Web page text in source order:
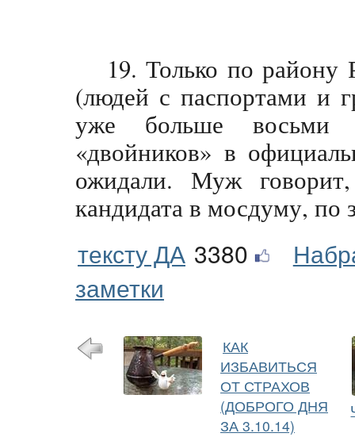
19. Только по району
(людей с паспортами и
уже больше восьми
«двойников» в
ожидали. Муж
кандидата в мосдуму, по
тексту ДА 3380
заметки
КАК
ИЗБАВИТЬСЯ
ОТ СТРАХОВ
(ДОБРОГО ДНЯ
ЗА 3.10.14)